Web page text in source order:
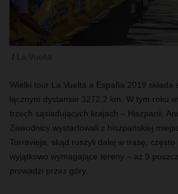
Wielki tour La Vuelta a España 2019 składa
łącznym dystansie 3272,2 km. W tym roku
trzech sąsiadujących krajach – Hiszpanii,
Zawodnicy wystartowali z hiszpańskiej
Torravieja, skąd ruszyli dalej w trasę,
wyjątkowo wymagające tereny – aż 9
prowadzi przez góry.